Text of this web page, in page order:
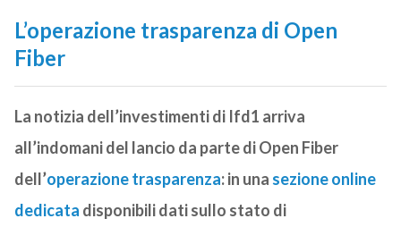
L’operazione trasparenza di Open
Fiber
La notizia dell’investimenti di Ifd1 arriva
all’indomani del lancio da parte di Open Fiber
dell’operazione trasparenza: in una sezione online
dedicata disponibili dati sullo stato di